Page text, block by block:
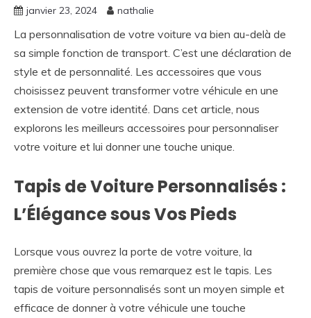
janvier 23, 2024 nathalie
La personnalisation de votre voiture va bien au-delà de
sa simple fonction de transport. C’est une déclaration de
style et de personnalité. Les accessoires que vous
choisissez peuvent transformer votre véhicule en une
extension de votre identité. Dans cet article, nous
explorons les meilleurs accessoires pour personnaliser
votre voiture et lui donner une touche unique.
Tapis de Voiture Personnalisés :
L’Élégance sous Vos Pieds
Lorsque vous ouvrez la porte de votre voiture, la
première chose que vous remarquez est le tapis. Les
tapis de voiture personnalisés sont un moyen simple et
efficace de donner à votre véhicule une touche